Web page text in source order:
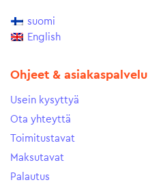
suomi
English
Ohjeet & asiakaspalvelu
Usein kysyttyä
Ota yhteyttä
Toimitustavat
Maksutavat
Palautus